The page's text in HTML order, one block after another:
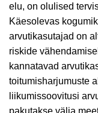
elu, on olulised
Käesolevas
arvutikasutajad on
riskide
kannatavad
toitumisharjumuste
liikumissoovitusi
pakutakse välja